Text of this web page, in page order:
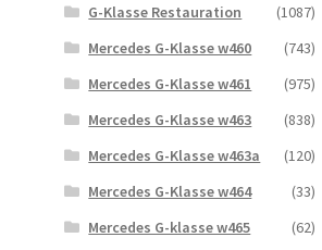
G-Klasse Restauration
(1087)
Mercedes G-Klasse w460
(743)
Mercedes G-Klasse w461
(975)
Mercedes G-Klasse w463
(838)
Mercedes G-Klasse w463a
(120)
Mercedes G-Klasse w464
(33)
Mercedes G-klasse w465
(62)